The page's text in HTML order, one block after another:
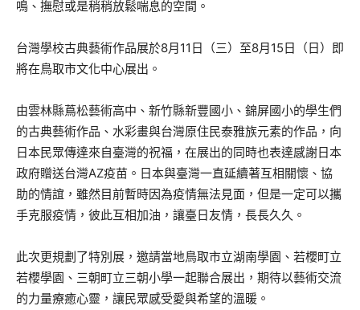
鳴、撫慰或是稍稍放鬆喘息的空間。
台灣學校古典藝術作品展於8月11日（三）至8月15日（日）即
將在鳥取市文化中心展出。
由雲林縣蔦松藝術高中、新竹縣新豐國小、錦屏國小的學生們
的古典藝術作品、水彩畫與台灣原住民泰雅族元素的作品，向
日本民眾傳達來自臺灣的祝福，在展出的同時也表達感謝日本
政府贈送台灣AZ疫苗。日本與臺灣一直延續著互相關懷、協
助的情誼，雖然目前暫時因為疫情無法見面，但是一定可以攜
手克服疫情，彼此互相加油，讓臺日友情，長長久久。
此次更規劃了特別展，邀請當地鳥取市立湖南學園、若櫻町立
若櫻學園、三朝町立三朝小學一起聯合展出，期待以藝術交流
的力量療癒心靈，讓民眾感受愛與希望的溫暖。